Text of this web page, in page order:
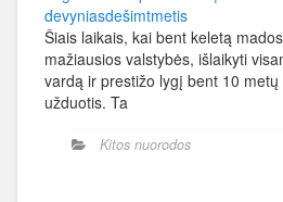
devyniasdešimtmetis
Šiais laikais, kai bent keletą
mažiausios valstybės, išlaikyti
vardą ir prestižo lygį bent 10
užduotis. Ta
Kitos nuorodos